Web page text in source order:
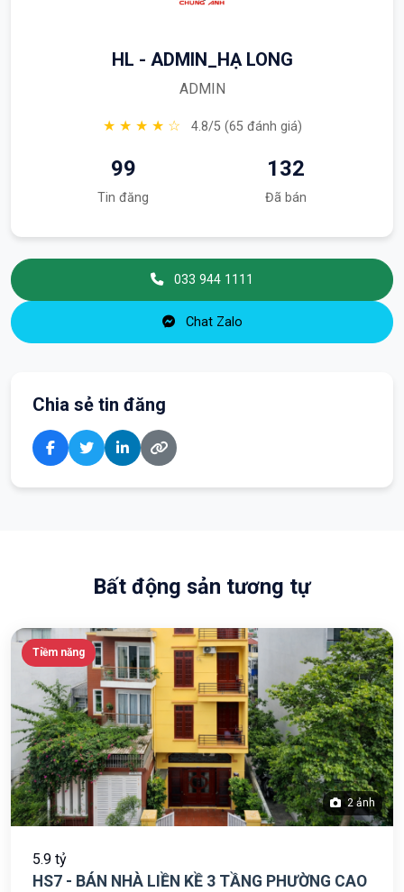
HL - ADMIN_HẠ LONG
ADMIN
★ ★ ★ ★ ☆ 4.8/5 (65 đánh giá)
99
Tin đăng
132
Đã bán
033 944 1111
Chat Zalo
Chia sẻ tin đăng
Bất động sản tương tự
Tiềm năng
2 ảnh
5.9 tỷ
HS7 - BÁN NHÀ LIỀN KỀ 3 TẦNG PHƯỜNG CAO